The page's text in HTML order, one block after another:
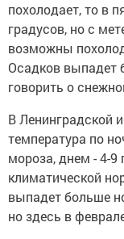
похолодает, то в
градусов, но с
возможны
Осадков выпадет
говорить о
В Ленинградской
температура по
мороза, днем - 4-9
климатической
выпадет больше
но здесь в